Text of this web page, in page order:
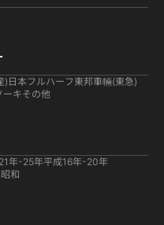
) 日本フルハーフ 東邦車輛(東急)
ーキその他
年-25年平成16年-20年
昭和